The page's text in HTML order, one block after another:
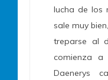
lucha de los
sale muy
treparse al
comienza a
Daenerys